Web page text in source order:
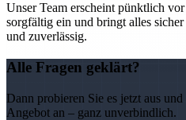
Unser Team erscheint pünktlich
sorgfältig ein und bringt alles
und zuverlässig.
Alle Fragen geklärt?
Dann probieren Sie es jetzt aus
Angebot an – ganz unverbindlich.